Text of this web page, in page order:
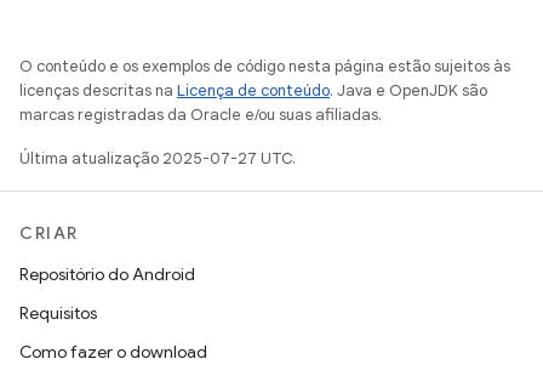
O conteúdo e os exemplos de código nesta página estão sujeitos às
licenças descritas na Licença de conteúdo. Java e OpenJDK são
marcas registradas da Oracle e/ou suas afiliadas.
Última atualização 2025-07-27 UTC.
CRIAR
Repositório do Android
Requisitos
Como fazer o download